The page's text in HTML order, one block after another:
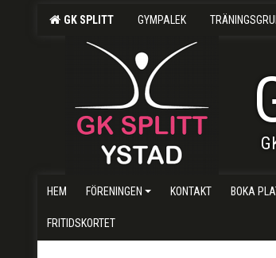
GK SPLITT GYMPALEK
HEM FÖRENINGEN KONTAKT BOKA
FRITIDSKORTET